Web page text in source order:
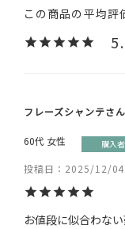
フレーズシャンテ
購入者
60代 女性
投稿日 2025/12/04
お値段に似合わない